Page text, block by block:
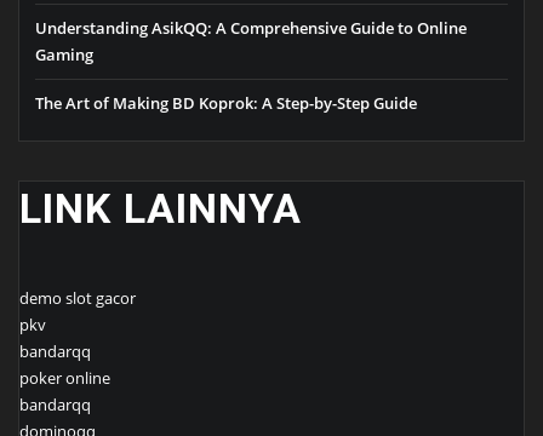
Understanding AsikQQ: A Comprehensive Guide to Online
Gaming
The Art of Making BD Koprok: A Step-by-Step Guide
LINK LAINNYA
demo slot gacor
pkv
bandarqq
poker online
bandarqq
dominoqq